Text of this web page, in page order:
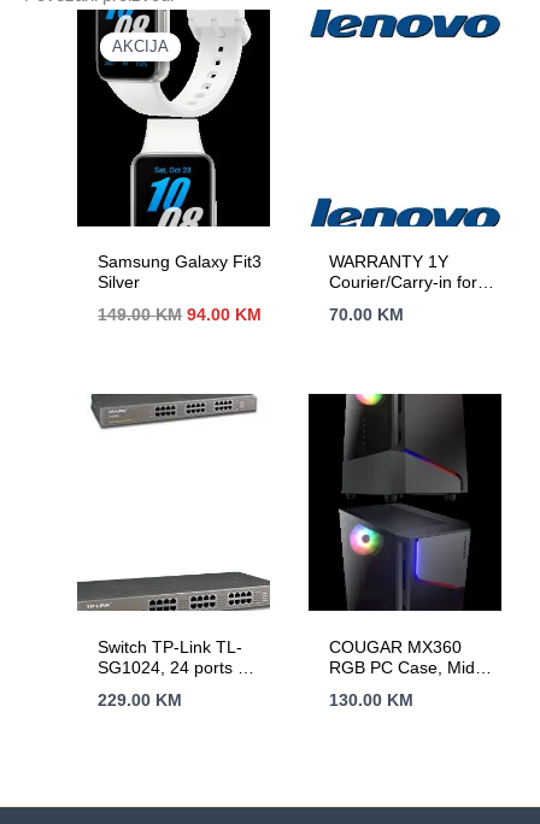
AKCIJA
AKCIJA
Samsung Galaxy Fit3
Silver
149.00KM Izvorna
94.00 KM Trenutna
WARRANTY 1Y
Courier/Carry-in for
IdeaPad, IdeaPad
70.00 KM
Switch TP-Link TL-
SG1024, 24 ports 24
RJ45 ports,
229.00 KM
COUGAR MX360
RGB PC Case, Mid
130.00 KM